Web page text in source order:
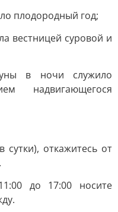
плодородный год;
вестницей суровой и
в ночи служило
надвигающегося
откажитесь от
до 17:00 носите